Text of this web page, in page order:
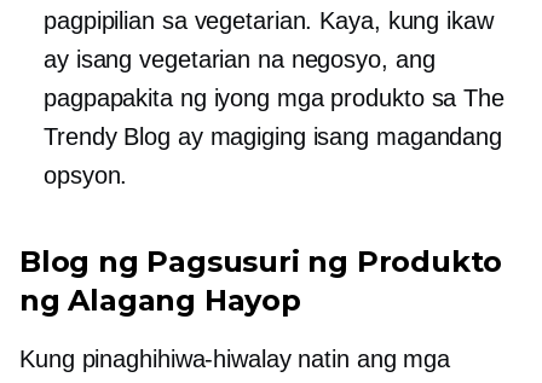
pagpipilian sa vegetarian. Kaya, kung ikaw
ay isang vegetarian na negosyo, ang
pagpapakita ng iyong mga produkto sa The
Trendy Blog ay magiging isang magandang
opsyon.
Blog ng Pagsusuri ng Produkto
ng Alagang Hayop
Kung pinaghihiwa-hiwalay natin ang mga